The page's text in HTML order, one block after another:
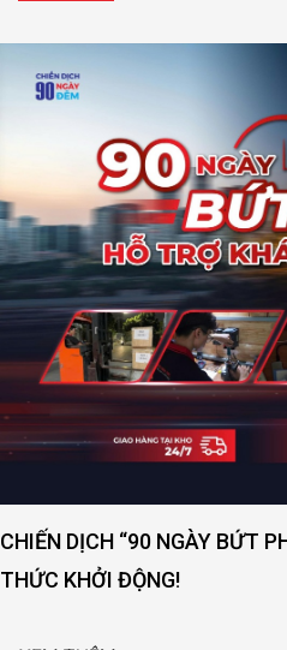
CHIẾN DỊCH “90 NGÀY BỨT
THỨC KHỞI ĐỘNG!